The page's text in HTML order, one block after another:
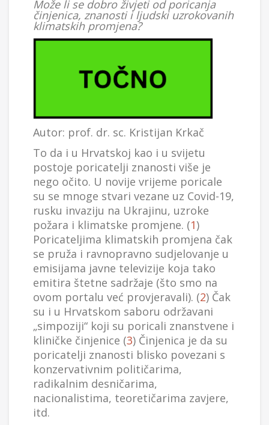
Može li se dobro živjeti od poricanja
činjenica, znanosti i ljudski uzrokovanih
klimatskih promjena?
Autor: prof. dr. sc. Kristijan Krkač
To da i u Hrvatskoj kao i u svijetu
postoje poricatelji znanosti više je
nego očito. U novije vrijeme poricale
su se mnoge stvari vezane uz Covid-19,
rusku invaziju na Ukrajinu, uzroke
požara i klimatske promjene. (1)
Poricateljima klimatskih promjena čak
se pruža i ravnopravno sudjelovanje u
emisijama javne televizije koja tako
emitira štetne sadržaje (što smo na
ovom portalu već provjeravali). (2) Čak
su i u Hrvatskom saboru održavani
„simpoziji“ koji su poricali znanstvene i
kliničke činjenice (3) Činjenica je da su
poricatelji znanosti blisko povezani s
konzervativnim političarima,
radikalnim desničarima,
nacionalistima, teoretičarima zavjere,
itd.